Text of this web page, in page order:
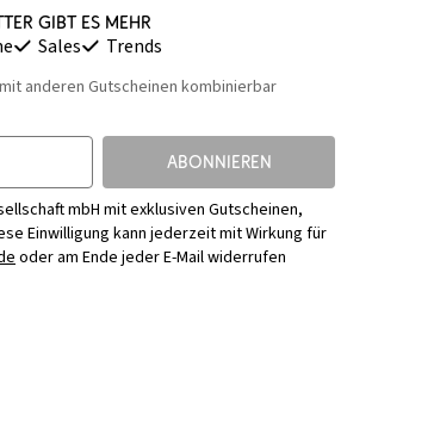
gibt es mehr
Sales Trends
anderen Gutscheinen kombinierbar
ABONNIEREN
mbH mit exklusiven Gutscheinen,
Einwilligung kann jederzeit mit Wirkung für
oder am Ende jeder E-Mail widerrufen